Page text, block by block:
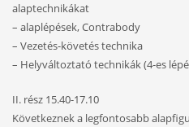
alaptechnikákat
– alaplépések, Contrabody
– Vezetés-követés technika
– Helyváltoztató technikák (4-es
II. rész 15.40-17.10
Következnek a legfontosabb